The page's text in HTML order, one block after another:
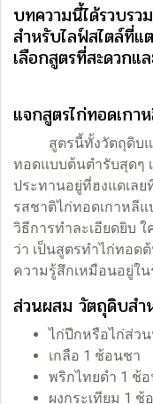
บทความนี้ได้รวบรว
สำหรับไลฟ์สไตล์ที่
เลือกสูตรที่สะดวกแ
แจกสูตรไก่ทอดเกา
สูตรนี้ทั้งวัตถุดิบและ
ทอดแบบต้นตำรับสุดๆ
ประทานอยู่ที่ฮงแดเล
รสชาติไก่ทอดเกาหลี
วิธีการทำละเอียดยิบ
ว่า เป็นสูตรทำไก่ทอด
ความรู้สึกเหมือนอยู่ใ
ส่วนผสม วัตถุดิบส
ไก่ปีกหรือไก่ส่ว
เกลือ 1 ช้อนชา
พริกไทยดำ 1 ช้
ผงกระเทียม 1 ช้